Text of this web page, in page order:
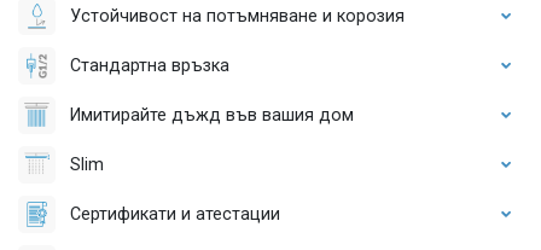
Устойчивост на потъмняване и корозия
Стандартна връзка
Имитирайте дъжд във вашия дом
Slim
Сертификати и атестации